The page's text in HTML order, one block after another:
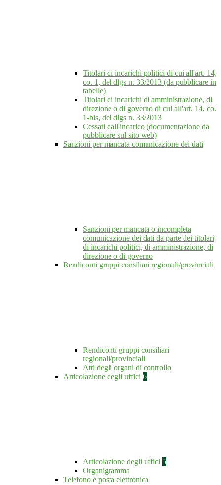
Titolari di incarichi politici di cui all'art. 14,
co. 1, del dlgs n. 33/2013 (da pubblicare in
tabelle)
Titolari di incarichi di amministrazione, di
direzione o di governo di cui all'art. 14, co.
1-bis, del dlgs n. 33/2013
Cessati dall'incarico (documentazione da
pubblicare sul sito web)
Sanzioni per mancata comunicazione dei dati
Sanzioni per mancata o incompleta
comunicazione dei dati da parte dei titolari
di incarichi politici, di amministrazione, di
direzione o di governo
Rendiconti gruppi consiliari regionali/provinciali
Rendiconti gruppi consiliari
regionali/provinciali
Atti degli organi di controllo
Articolazione degli uffici 6
Articolazione degli uffici 5
Organigramma
Telefono e posta elettronica